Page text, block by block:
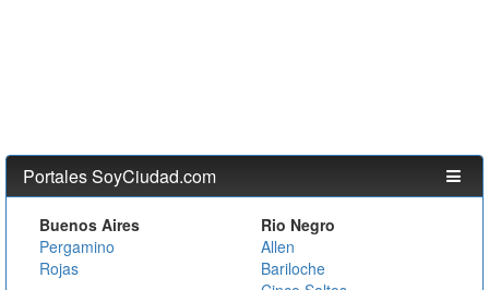
Portales SoyCiudad.com
Buenos Aires
Pergamino
Rojas
Rio Negro
Allen
Bariloche